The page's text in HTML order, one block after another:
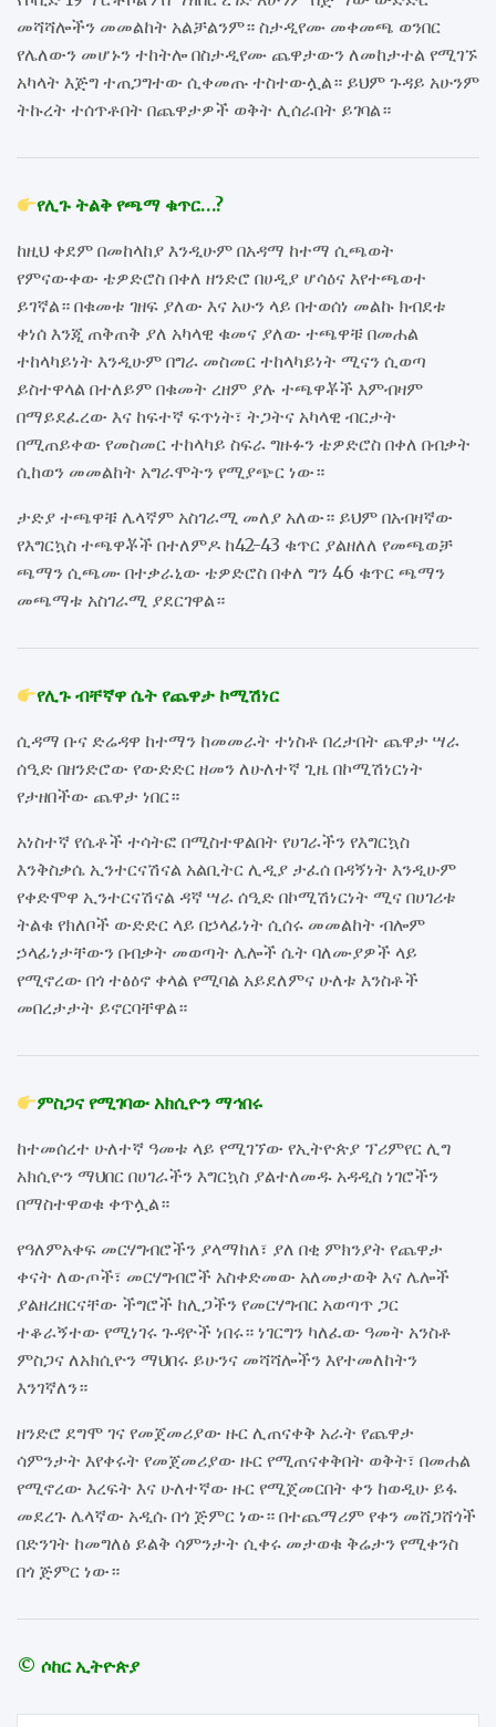
መሻሻሎችን መመልከት አልቻልንም። ስታዲየሙ መቀመጫ ወንበር
የሌለውን መሆኑን ተከትሎ በስታዲየሙ ጨዋታውን ለመከታተል የሚገኙ
አካላት እጅግ ተጠጋግተው ሲቀመጡ ተስተውሏል። ይህም ጉዳይ አሁንም
ትኩረት ተሰጥቶበት በጨዋታዎች ወቅት ሊሰራበት ይገባል።
የሊጉ ትልቅ የጫማ ቁጥር…?
ከዚህ ቀደም በመከላከያ እንዲሁም በአዳማ ከተማ ሲጫወት
የምናውቀው ቴዎድሮስ በቀለ ዘንድሮ በሀዲያ ሆሳዕና እየተጫወተ
ይገኛል። በቁመቱ ገዘፍ ያለው እና አሁን ላይ በተወሰነ መልኩ ክብደቱ
ቀነሰ እንጂ ጠቅጠቅ ያለ አካላዊ ቁመና ያለው ተጫዋቹ በመሐል
ተከላካይነት እንዲሁም በግራ መስመር ተከላካይነት ሚናን ሲወጣ
ይስተዋላል በተለይም በቁመት ረዘም ያሉ ተጫዋቾች እምብዛም
በማይደፈረው እና ከፍተኛ ፍጥነት፣ ትጋትና አካላዊ ብርታት
በሚጠይቀው የመስመር ተከላካይ ስፍራ ግዙፉን ቴዎድሮስ በቀለ በብቃት
ሲከወን መመልከት አግራሞትን የሚያጭር ነው።
ታድያ ተጫዋቹ ሌላኛም አስገራሚ መለያ አለው። ይህም በአብዛኛው
የእግርኳስ ተጫዋቾች በተለምዶ ከ42-43 ቁጥር ያልዘለለ የመጫወቻ
ጫማን ሲጫሙ በተቃራኒው ቴዎድሮስ በቀለ ግን 46 ቁጥር ጫማን
መጫማቱ አስገራሚ ያደርገዋል።
የሊጉ ብቸኛዋ ሴት የጨዋታ ኮሚሽነር
ሲዳማ ቡና ድሬዳዋ ከተማን ከመመራት ተነስቶ በረታበት ጨዋታ ሣራ
ሰዒድ በዘንድሮው የውድድር ዘመን ለሁለተኛ ጊዜ በኮሚሽነርነት
የታዘበችው ጨዋታ ነበር።
አነስተኛ የሴቶች ተሳትፎ በሚስተዋልበት የሀገራችን የእግርኳስ
እንቅስቃሴ ኢንተርናሽናል አልቢትር ሊዲያ ታፈሰ በዳኝነት እንዲሁም
የቀድሞዋ ኢንተርናሽናል ዳኛ ሣራ ሰዒድ በኮሚሽነርነት ሚና በሀገሪቱ
ትልቁ የክለቦች ውድድር ላይ በኃላፊነት ሲሰሩ መመልከት ብሎም
ኃላፊነታቸውን በብቃት መወጣት ሌሎች ሴት ባለሙያዎች ላይ
የሚኖረው በጎ ተፅዕኖ ቀላል የሚባል አይደለምና ሁለቱ እንስቶች
መበረታታት ይኖርባቸዋል።
ምስጋና የሚገባው አክሲዮን ማኅበሩ
ከተመሰረተ ሁለተኛ ዓመቱ ላይ የሚገኘው የኢትዮጵያ ፕሪምየር ሊግ
አክሲዮን ማህበር በሀገራችን እግርኳስ ያልተለመዱ አዳዲስ ነገሮችን
በማስተዋወቁ ቀጥሏል።
የዓለምአቀፍ መርሃግብሮችን ያላማከለ፣ ያለ በቂ ምክንያት የጨዋታ
ቀናት ለውጦች፣ መርሃግብሮች አስቀድመው አለመታወቅ እና ሌሎች
ያልዘረዘርናቸው ችግሮች ከሊጋችን የመርሃግብር አወጣጥ ጋር
ተቆራኝተው የሚነገሩ ጉዳዮች ነበሩ። ነገርግን ካለፈው ዓመት አንስቶ
ምስጋና ለአክሲዮን ማህበሩ ይሁንና መሻሻሎችን እየተመለከትን
እንገኛለን።
ዘንድሮ ደግሞ ገና የመጀመሪያው ዙር ሊጠናቀቅ አራት የጨዋታ
ሳምንታት እየቀሩት የመጀመሪያው ዙር የሚጠናቀቅበት ወቅት፣ በመሐል
የሚኖረው እረፍት እና ሁለተኛው ዙር የሚጀመርበት ቀን ከወዲሁ ይፋ
መደረጉ ሌላኛው አዲሱ በጎ ጅምር ነው። በተጨማሪም የቀን መሸጋሸጎች
በድንገት ከመግለፅ ይልቅ ሳምንታት ሲቀሩ መታወቁ ቅሬታን የሚቀንስ
በጎ ጅምር ነው።
© ሶከር ኢትዮጵያ